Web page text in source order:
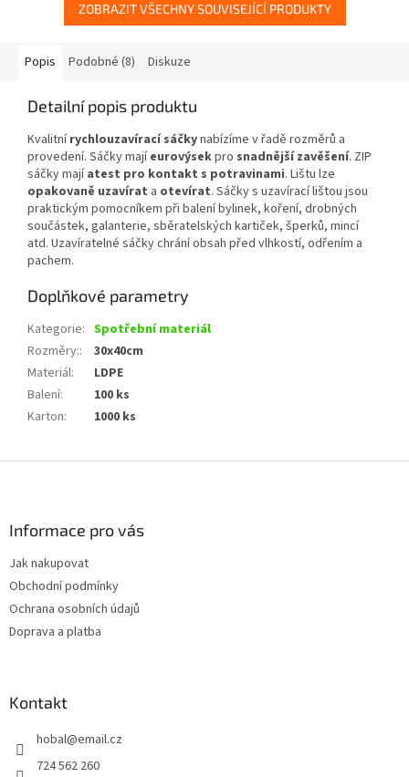
ZOBRAZIT VŠECHNY SOUVISEJÍCÍ PRODUKTY
Popis Podobné (8) Diskuze
Detailní popis produktu
Kvalitnírychlouzavírací sáčkynabízíme v řadě rozměrů a
provedení. Sáčky majíeurovýsekpro snadnější zavěšení. ZIP
sáčky majíatest pro kontakt s potravinami. Lištu lze
opakovaně uzavírat a otevírat. Sáčky s uzavírací lištou jsou
praktickým pomocníkem při balení bylinek, koření, drobných
součástek, galanterie, sběratelských kartiček, šperků, mincí
atd. Uzavíratelné sáčky chrání obsah před vlhkostí, odřením a
pachem.
Doplňkové parametry
Kategorie: Spotřební materiál
Rozměry::
30x40cm
Materiál:
LDPE
Balení:
100 ks
Karton: 1000 ks
Informace pro vás
Jak nakupovat
Obchodní podmínky
Ochrana osobních údajů
Doprava a platba
Kontakt
hobal@email.cz
724 562 260